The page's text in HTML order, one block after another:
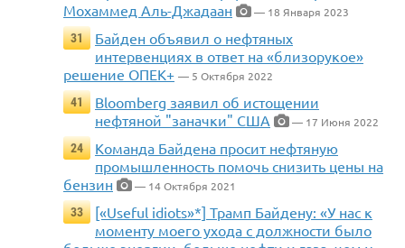
Мохаммед Аль-Джадаан
— 18 Января 2023
31
Байден объявил о нефтяных
интервенциях в ответ на «близорукое»
решение ОПЕК+ — 5 Октября 2022
41
Bloomberg заявил об истощении
нефтяной "заначки" США
— 17 Июня 2022
24
Команда Байдена просит нефтяную
промышленность помочь снизить цены на
бензин
— 14 Октября 2021
33
[«Useful idiots»*] Трамп Байдену: «У нас к
моменту моего ухода с должности было